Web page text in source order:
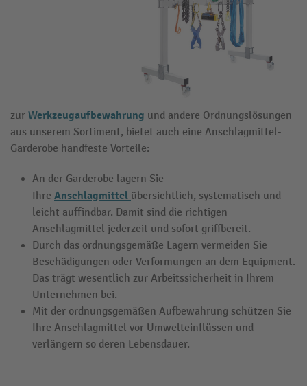
zur Werkzeugaufbewahrung und andere Ordnungslösungen
aus unserem Sortiment, bietet auch eine Anschlagmittel-
Garderobe handfeste Vorteile:
An der Garderobe lagern Sie
Ihre Anschlagmittel übersichtlich, systematisch und
leicht auffindbar. Damit sind die richtigen
Anschlagmittel jederzeit und sofort griffbereit.
Durch das ordnungsgemäße Lagern vermeiden Sie
Beschädigungen oder Verformungen an dem Equipment.
Das trägt wesentlich zur Arbeitssicherheit in Ihrem
Unternehmen bei.
Mit der ordnungsgemäßen Aufbewahrung schützen Sie
Ihre Anschlagmittel vor Umwelteinflüssen und
verlängern so deren Lebensdauer.